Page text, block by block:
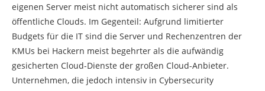
eigenen Server meist nicht automatisch sicherer sind als
öffentliche Clouds. Im Gegenteil: Aufgrund limitierter
Budgets für die IT sind die Server und Rechenzentren der
KMUs bei Hackern meist begehrter als die aufwändig
gesicherten Cloud-Dienste der großen Cloud-Anbieter.
Unternehmen, die jedoch intensiv in Cybersecurity